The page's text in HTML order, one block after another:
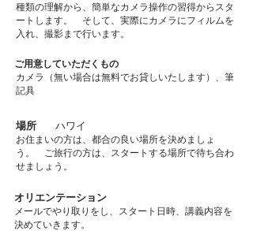
種類の理解から、簡単なカメラ操作の習得からスタ
ートします。 そして、実際にカメラにフィルムを
入れ、撮影まで行います。
ご用意していただくもの​
​カメラ（無い場合は無料でお貸しいたします）、筆
記具
場所 ハワイ
お住まいの方は、都合の良い場所を決めましょ
う。 ご旅行の方は、スタートする場所で待ち合わ
せましょう。
オリエンテーション
メールでやり取りをし、スタート日時、講義内容を
決めていきます。